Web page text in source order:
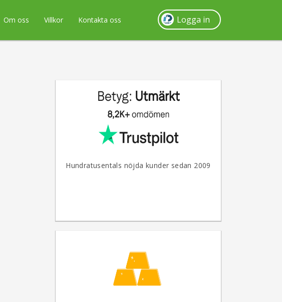
Om oss Villkor Kontakta oss Logga in
Hundratusentals nöjda kunder sedan 2009